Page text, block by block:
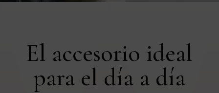
El accesorio ideal
para el día a día